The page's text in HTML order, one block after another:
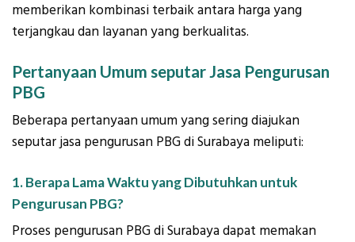
memberikan kombinasi terbaik antara harga yang
terjangkau dan layanan yang berkualitas.
Pertanyaan Umum seputar Jasa Pengurusan
PBG
Beberapa pertanyaan umum yang sering diajukan
seputar jasa pengurusan PBG di Surabaya meliputi:
1. Berapa Lama Waktu yang Dibutuhkan untuk
Pengurusan PBG?
Proses pengurusan PBG di Surabaya dapat memakan